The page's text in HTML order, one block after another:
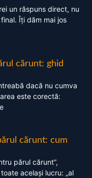
un răspuns direct, nu
Îți dăm mai jos
cărunt: ghid
dacă nu cumva
este corectă:
cărunt: cum
părul cărunt”,
același lucru: „al